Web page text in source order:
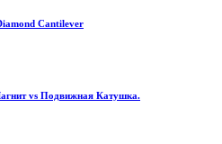
Cantilever
vs Подвижная Катушка.